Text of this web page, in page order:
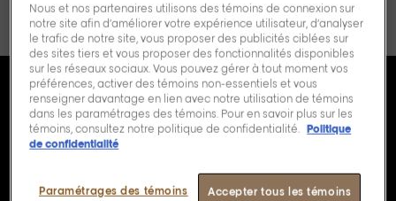
Un service
professionnel en
deux étapes.
Nous et nos partenaires utilisons des témoins de connexion sur
notre site afin d’améliorer votre expérience utilisateur, d’analyser
le trafic de notre site, vous proposer des publicités ciblées sur
des sites tiers et vous proposer des fonctionnalités disponibles
sur les réseaux sociaux. Vous pouvez gérer à tout moment vos
préférences, activer des témoins non-essentiels et vous
renseigner davantage en lien avec notre utilisation de témoins
dans les paramétrages des témoins. Pour en savoir plus sur les
témoins, consultez notre politique de confidentialité.
Politique
de confidentialité
Accepter tous les témoins
Paramétrages des témoins